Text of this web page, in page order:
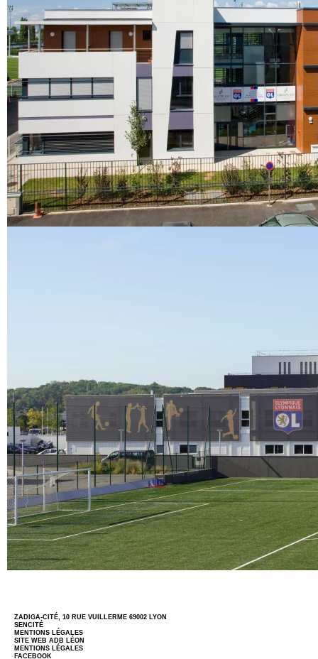
ZADIGA-CITÉ, 10 RUE VUILLERME 69002 LYON
SENCITÉ
MENTIONS LÉGALES
SITE WEBADB LÉON
MENTIONS LÉGALES
FACEBOOK